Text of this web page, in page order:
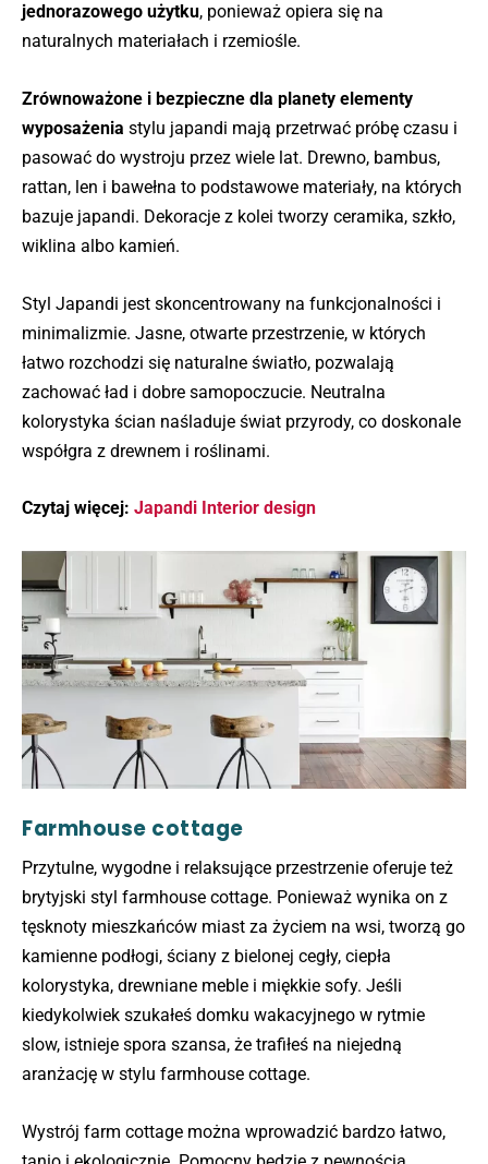
jednorazowego użytku, ponieważ opiera się na
naturalnych materiałach i rzemiośle.
Zrównoważone i bezpieczne dla planety elementy
wyposażenia stylu japandi mają przetrwać próbę czasu i
pasować do wystroju przez wiele lat. Drewno, bambus,
rattan, len i bawełna to podstawowe materiały, na których
bazuje japandi. Dekoracje z kolei tworzy ceramika, szkło,
wiklina albo kamień.
Styl Japandi jest skoncentrowany na funkcjonalności i
minimalizmie. Jasne, otwarte przestrzenie, w których
łatwo rozchodzi się naturalne światło, pozwalają
zachować ład i dobre samopoczucie. Neutralna
kolorystyka ścian naśladuje świat przyrody, co doskonale
współgra z drewnem i roślinami.
Czytaj więcej: Japandi Interior design
Farmhouse cottage
Przytulne, wygodne i relaksujące przestrzenie oferuje też
brytyjski styl farmhouse cottage. Ponieważ wynika on z
tęsknoty mieszkańców miast za życiem na wsi, tworzą go
kamienne podłogi, ściany z bielonej cegły, ciepła
kolorystyka, drewniane meble i miękkie sofy. Jeśli
kiedykolwiek szukałeś domku wakacyjnego w rytmie
slow, istnieje spora szansa, że trafiłeś na niejedną
aranżację w stylu farmhouse cottage.
Wystrój farm cottage można wprowadzić bardzo łatwo,